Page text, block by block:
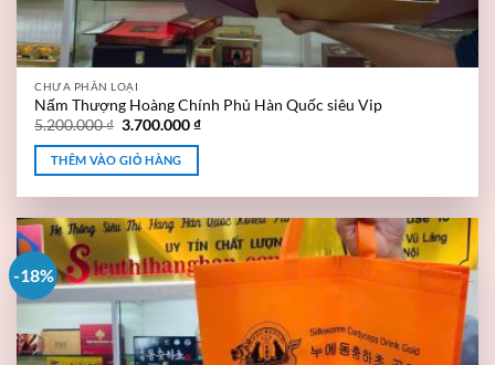
CHƯA PHÂN LOẠI
Nấm Thượng Hoàng Chính Phủ Hàn Quốc siêu Vip
5.200.000₫ 3.700.000₫
THÊM VÀO GIỎ HÀNG
-18%